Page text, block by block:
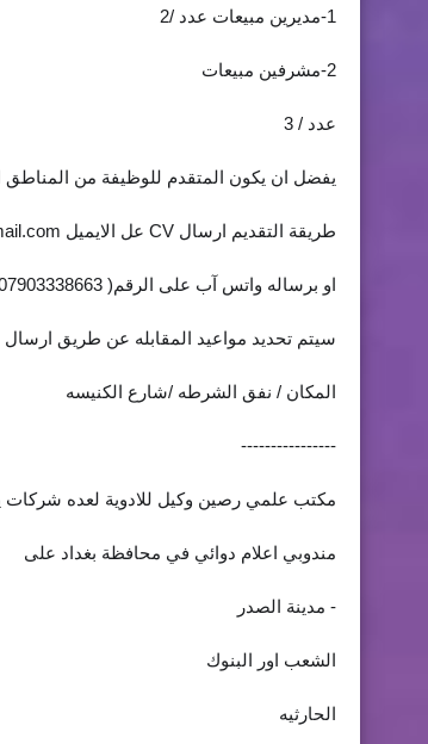
1-مديرين مبيعات عدد /2
2-مشرفين مبيعات
عدد / 3
يفضل ان يكون المتقدم للوظيفة من المناطق
طريقة التقديم ارسال CV عل الايميل
او برساله واتس آب على الرقم( 07903338663)
سيتم تحديد مواعيد المقابله عن طريق
المكان / نفق الشرطه /شارع الكنيسه
----------------
مكتب علمي رصين وكيل للادوية لعده شركات
مندوبي اعلام دوائي في محافظة بغداد على
- مدينة الصدر
الشعب اور البنوك
الحارثيه